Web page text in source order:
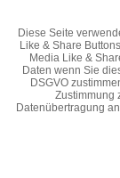
Diese Seite
Like & Share
Media Like &
Daten wenn Sie
DSGVO
Zustimmung
Datenübertragung